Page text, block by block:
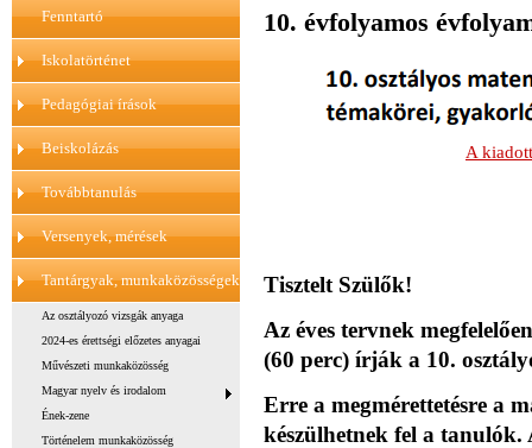
Fenntartó
Iskolatörténet
Pedagógiai írások
Beiskolázás
Továbbtanulás
Versenyek, mérések
Tantárgyak, munkaközösségek
Az osztályozó vizsgák anyaga
2024-es érettségi előzetes anyagai
Művészeti munkaközösség
Magyar nyelv és irodalom
Ének-zene
Történelem munkaközösség
10. évfolyamos
A
Tisztelt Szülők!
Az éves tervnek
(60 perc) írják a 10.
Erre a megmérettetésre a
készülhetnek fel a tanulók.